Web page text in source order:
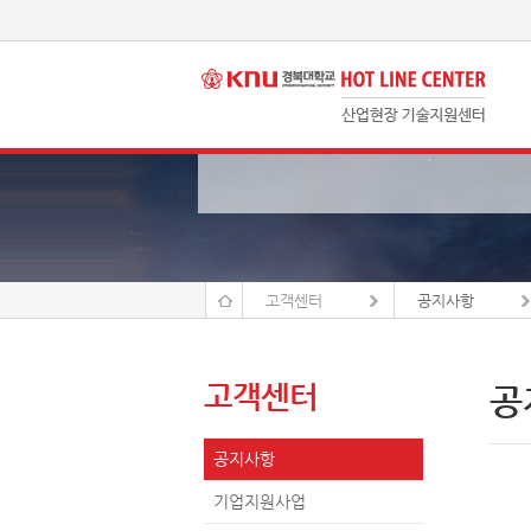
고객센터 공지사항
고객센터
공지사항
기업지원사업
공